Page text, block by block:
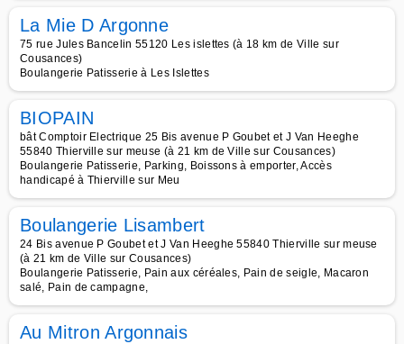
La Mie D Argonne
75 rue Jules Bancelin 55120 Les islettes (à 18 km de Ville sur
Cousances)
Boulangerie Patisserie à Les Islettes
BIOPAIN
bât Comptoir Electrique 25 Bis avenue P Goubet et J Van Heeghe
55840 Thierville sur meuse (à 21 km de Ville sur Cousances)
Boulangerie Patisserie, Parking, Boissons à emporter, Accès
handicapé à Thierville sur Meu
Boulangerie Lisambert
24 Bis avenue P Goubet et J Van Heeghe 55840 Thierville sur meuse
(à 21 km de Ville sur Cousances)
Boulangerie Patisserie, Pain aux céréales, Pain de seigle, Macaron
salé, Pain de campagne,
Au Mitron Argonnais